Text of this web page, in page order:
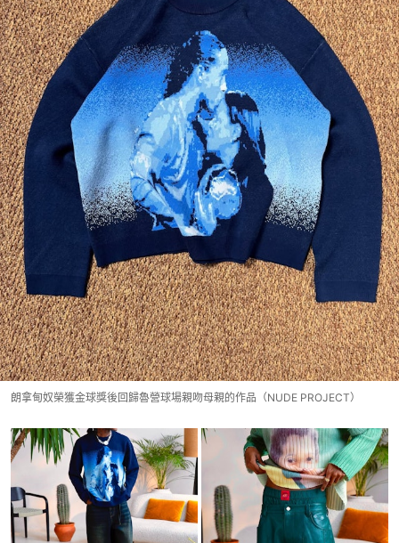
朗拿甸奴榮獲金球獎後回歸魯營球場親吻母親的作品（NUDE PROJECT）